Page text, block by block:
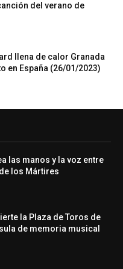
del verano de
llena de calor Granada
en España (26/01/2023)
las manos y la voz entre
los Mártires
la Plaza de Toros de
de memoria musical